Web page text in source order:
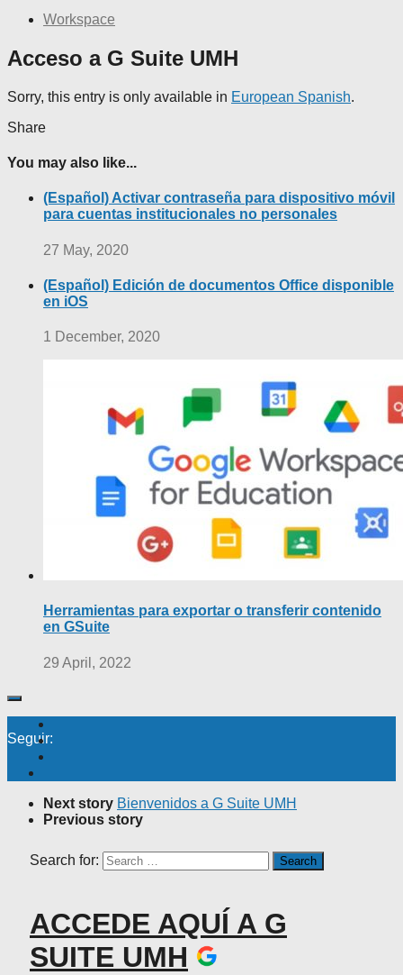
Workspace
Acceso a G Suite UMH
Sorry, this entry is only available in European Spanish.
Share
You may also like...
(Español) Activar contraseña para dispositivo móvil
para cuentas institucionales no personales
27 May, 2020
(Español) Edición de documentos Office disponible
en iOS
1 December, 2020
Herramientas para exportar o transferir contenido
en GSuite
29 April, 2022
Seguir:
Next story Bienvenidos a G Suite UMH
Previous story
Search for:
ACCEDE AQUÍ A G
SUITE UMH